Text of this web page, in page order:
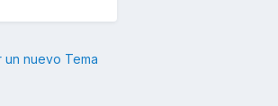
un nuevo Tema